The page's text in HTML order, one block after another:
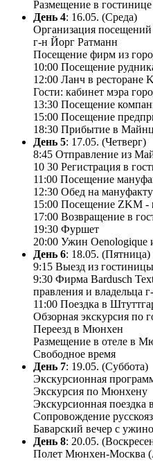
Размещение в
День 4: 16.05. (Среда)
Организация
г-н Йорг Ратманн
Посещение фирм из
10:00 Посещение
12:00 Ланч в ресторане
Гости: кабинет мэра
13:30 Посещение
15:00 Посещение
18:30 Прибытие в
День 5: 17.05. (Четверг)
8:45 Отправление из
10 30 Регистрация в
11:00 Посещение
12:30 Обед на
15:00 Посещение ZKM -
17:00 Возвращение в
19:30 Фуршет
20:00 Ужин Oenologique
День 6: 18.05. (Пятница)
9:15 Выезд из гостиницы
9:30 Фирма Bardusch
правления и владельца
11:00 Поездка в
Обзорная экскурсия по
Переезд в Мюнхен
Размещение в отеле в
Свободное время
День 7: 19.05. (Суббота)
Экскурсионная
Экскурсия по Мюнхену
Экскурсионная
Сопровождение
Баварский вечер с
День 8: 20.05.
Полет Мюнхен-Москва